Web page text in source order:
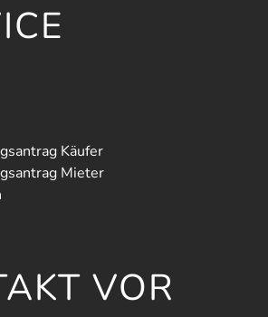
Käufer
Mieter
VOR